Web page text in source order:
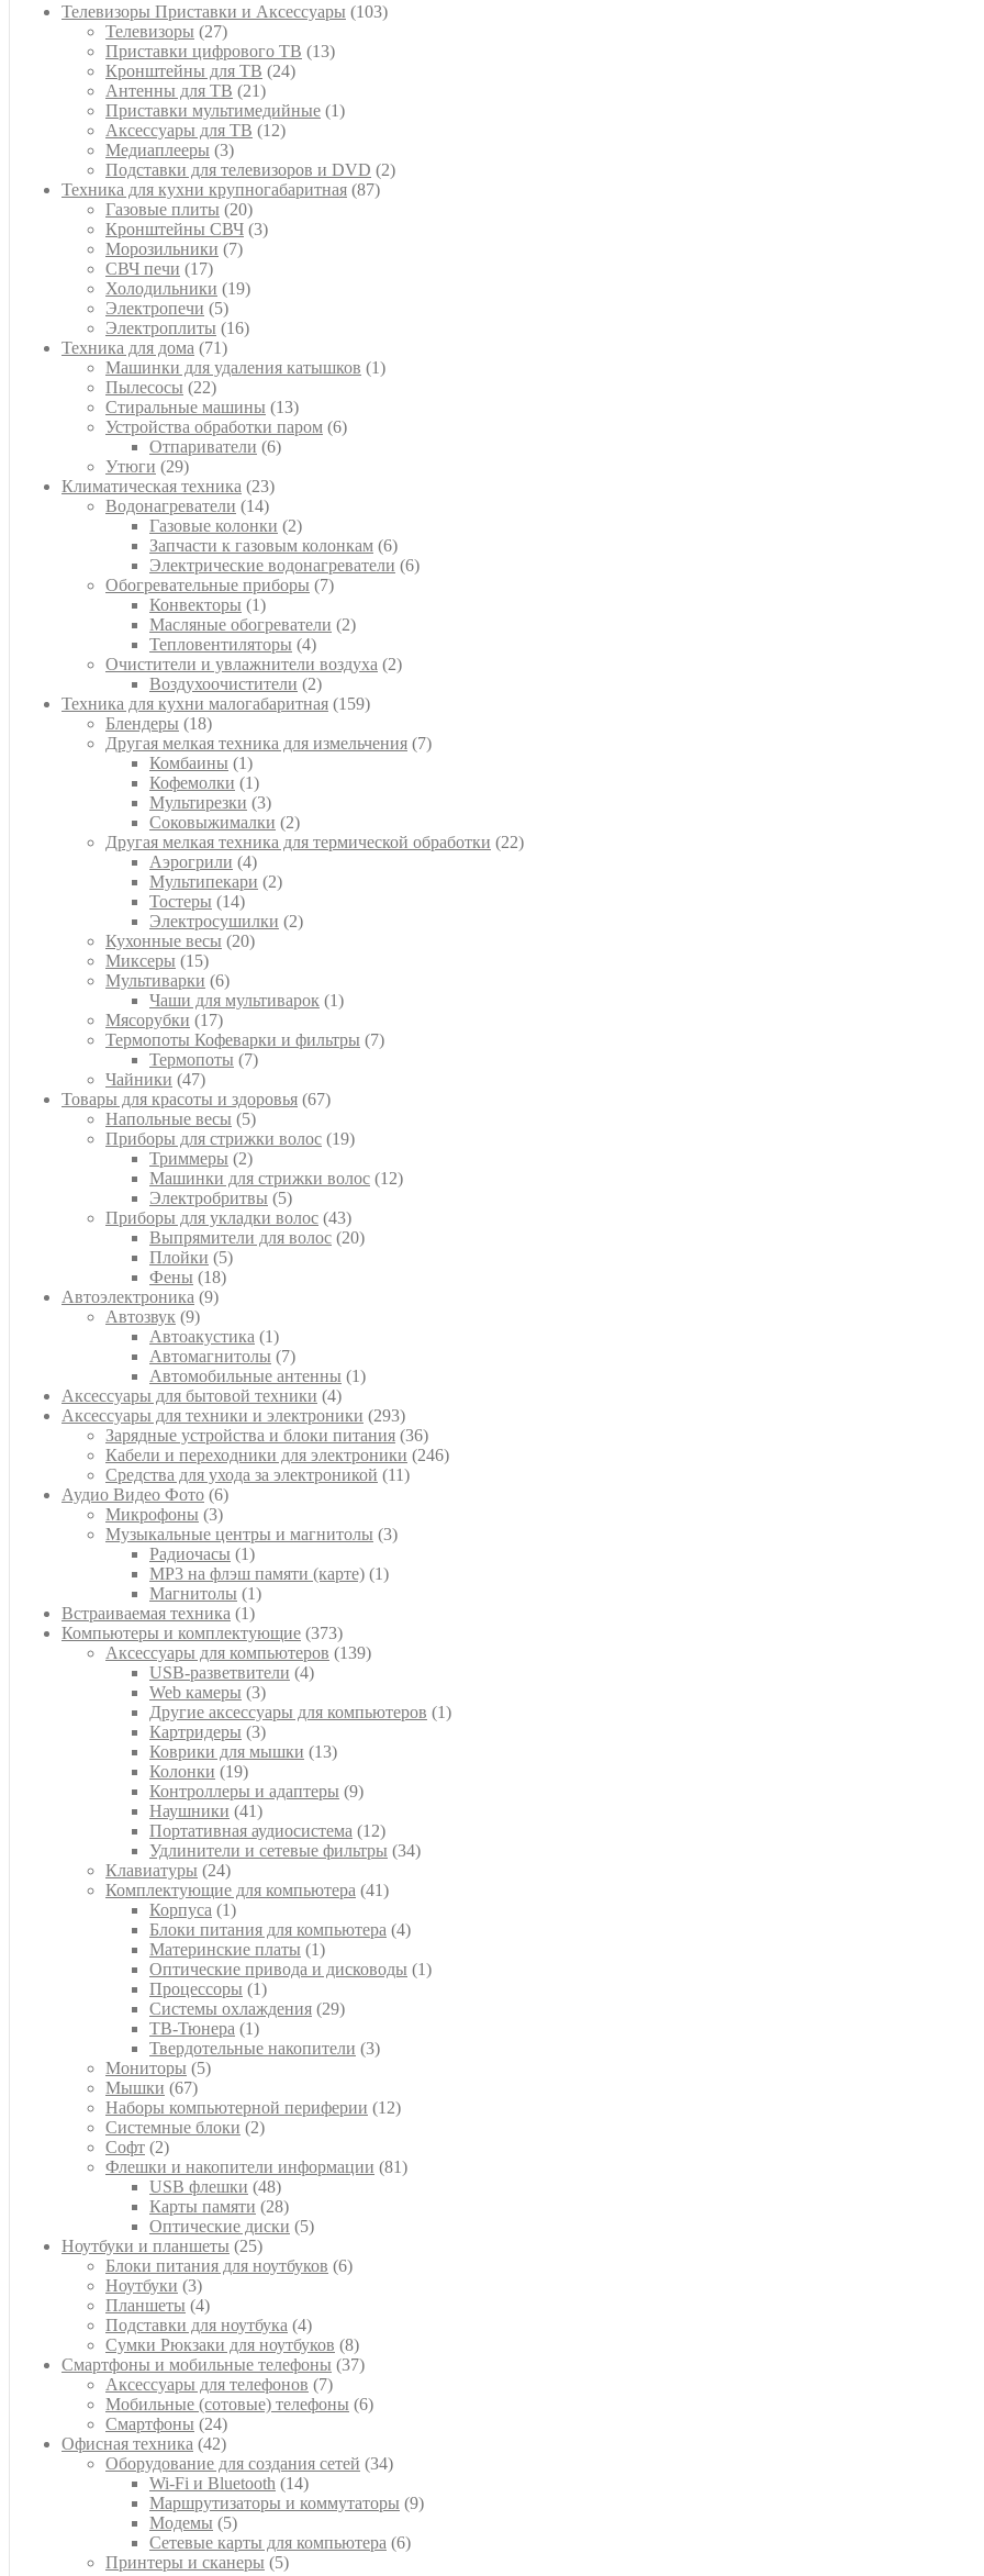
Телевизоры Приставки и Аксессуары 103103
Телевизоры 2727
товаров
Приставки цифрового ТВ 1313
Кронштейны для ТВ 2424
Антенны для ТВ 2121
товар
Приставки мультимедийные 11
Аксессуары для ТВ 1212
Медиаплееры 33
товара
Подставки для телевизоров и DVD 22
Техника для кухни крупногабаритная 8787
Газовые плиты 2020
товаров
Кронштейны СВЧ 33
Морозильники 77
СВЧ печи 1717
товаров
Холодильники 1919
Электропечи 55
товаров
Электроплиты 1616
Техника для дома 7171
товар
Машинки для удаления катышков 11
Пылесосы 2222
товара
Стиральные машины 1313
товаров
Устройства обработки паром 66
Отпариватели 66
Утюги 2929
товаров
Климатическая техника 2323
товара
Водонагреватели 1414
товаров
Газовые колонки 22
товара
Запчасти к газовым колонкам 66
товаров
Электрические водонагреватели 66
Обогревательные приборы 77
Конвекторы 11
товар
Масляные обогреватели 22
Тепловентиляторы 44
товара
Очистители и увлажнители воздуха 22
Воздухоочистители 22
товара
Техника для кухни малогабаритная 159159
Блендеры 1818
товаров
Другая мелкая техника для измельчения 77
Комбаины 11
товар
Кофемолки 11
товар
Мультирезки 33
товара
Соковыжималки 22
товара
Другая мелкая техника для термической обработки 2222
Аэрогрили 44
товара
Мультипекари 22
Тостеры 1414
товаров
Электросушилки 22
Кухонные весы 2020
Миксеры 1515
товаров
Мультиварки 66
товаров
Чаши для мультиварок 11
Мясорубки 1717
товаров
Термопоты Кофеварки и фильтры 77
Термопоты 77
Чайники 4747
товаров
Товары для красоты и здоровья 6767
Напольные весы 55
товаров
Приборы для стрижки волос 1919
Триммеры 22
товара
Машинки для стрижки волос 1212
Электробритвы 55
товаров
Приборы для укладки волос 4343
товара
Выпрямители для волос 2020
Плойки 55
Фены 1818
Автоэлектроника 99
Автозвук 99
товаров
Автоакустика 11
товар
Автомагнитолы 77
товаров
Автомобильные антенны 11
Аксессуары для бытовой техники 44
товара
Аксессуары для техники и электроники 293293
товара
Зарядные устройства и блоки питания 3636
товаров
Кабели и переходники для электроники 246246
Средства для ухода за электроникой 1111
Аудио Видео Фото 66
товаров
Микрофоны 33
товара
Музыкальные центры и магнитолы 33
Радиочасы 11
товар
MP3 на флэш памяти (карте) 11
Магнитолы 11
Встраиваемая техника 11
товар
Компьютеры и комплектующие 373373
товара
Аксессуары для компьютеров 139139
USB-разветвители 44
Web камеры 33
товара
Другие аксессуары для компьютеров 11
Картридеры 33
товара
Коврики для мышки 1313
Колонки 1919
товаров
Контроллеры и адаптеры 99
Наушники 4141
товар
Портативная аудиосистема 1212
товаров
Удлинители и сетевые фильтры 3434
Клавиатуры 2424
товара
Комплектующие для компьютера 4141
Корпуса 11
товар
Блоки питания для компьютера 44
Материнские платы 11
товар
Оптические привода и дисководы 11
Процессоры 11
товар
Системы охлаждения 2929
ТВ-Тюнера 11
товар
Твердотельные накопители 33
Мониторы 55
Мышки 6767
товаров
Наборы компьютерной периферии 1212
Системные блоки 22
Софт 22
товара
Флешки и накопители информации 8181
USB флешки 4848
товаров
Карты памяти 2828
товаров
Оптические диски 55
Ноутбуки и планшеты 2525
товаров
Блоки питания для ноутбуков 66
Ноутбуки 33
товара
Планшеты 44
товара
Подставки для ноутбука 44
товара
Сумки Рюкзаки для ноутбуков 88
товаров
Смартфоны и мобильные телефоны 3737
Аксессуары для телефонов 77
товаров
Мобильные (сотовые) телефоны 66
Смартфоны 2424
товара
Офисная техника 4242
товара
Оборудование для создания сетей 3434
Wi-Fi и Bluetooth 1414
товаров
Маршрутизаторы и коммутаторы 99
Модемы 55
товаров
Сетевые карты для компьютера 66
Принтеры и сканеры 55